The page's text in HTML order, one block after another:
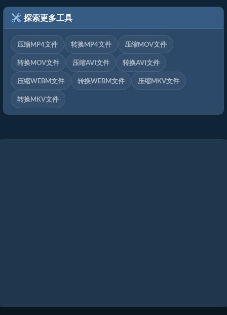
探索更多工具
压缩MP4文件 转换MP4文件 压缩MOV文件
转换MOV文件 压缩AVI文件 转换AVI文件
压缩WEBM文件 转换WEBM文件 压缩MKV文件
转换MKV文件